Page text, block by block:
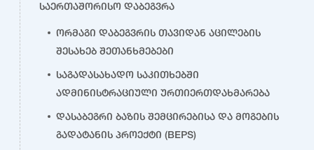
საერთაშორისო დაბეგვრა
ორმაგი დაბეგვრის თავიდან აცილების
შესახებ შეთანხმებები
საგადასახადო საკითხებში
ადმინისტრაციული ურთიერთდახმარება
დასაბეგრი ბაზის შემცირებისა და მოგების
გადატანის პროექტი (BEPS)